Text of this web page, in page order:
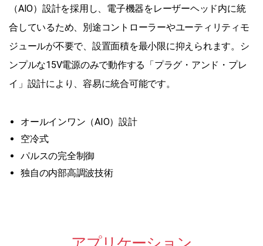
（AIO）設計を採用し、電子機器をレーザーヘッド内に統
合しているため、別途コントローラーやユーティリティモ
ジュールが不要で、設置面積を最小限に抑えられます。シ
ンプルな15V電源のみで動作する「プラグ・アンド・プレ
イ」設計により、容易に統合可能です。
オールインワン（AIO）設計
空冷式
パルスの完全制御
独自の内部高調波技術